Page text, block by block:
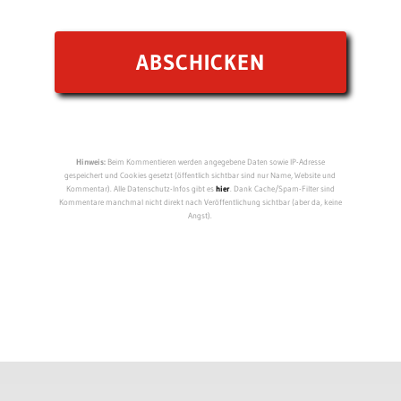
Hinweis:Beim Kommentieren werden angegebene Daten sowie IP-Adresse
gespeichert und Cookies gesetzt (öffentlich sichtbar sind nur Name, Website und
Kommentar). Alle Datenschutz-Infos gibt eshier. Dank Cache/Spam-Filter sind
Kommentare manchmal nicht direkt nach Veröffentlichung sichtbar (aber da, keine
Angst).